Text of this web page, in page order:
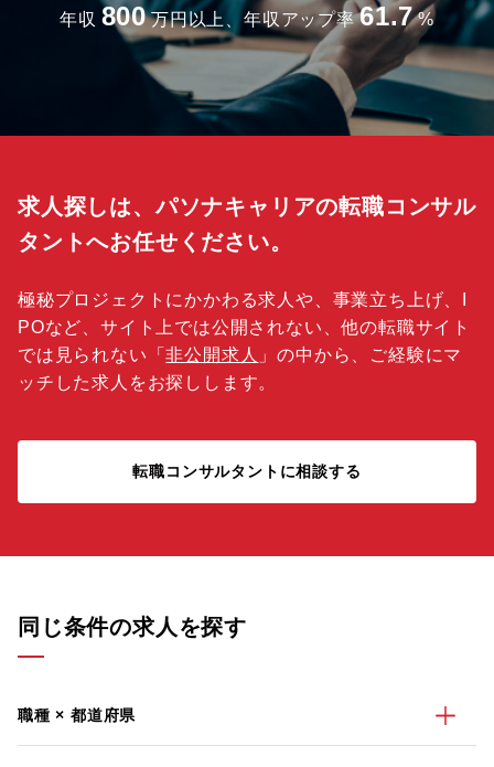
年収 800 万円以上、年収アップ率 61.7 %
求人探しは、パソナキャリアの転職コンサル
タントへお任せください。
極秘プロジェクトにかかわる求人や、事業立ち上げ、I
POなど、サイト上では公開されない、他の転職サイト
では見られない「非公開求人 」の中から、ご経験にマ
ッチした求人をお探しします。
転職コンサルタントに相談する
同じ条件の求人を探す
職種 × 都道府県